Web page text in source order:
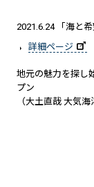
2021.6.24 「海と
詳細ページ
地元の魅力を探し
プン
（大土直哉 大気